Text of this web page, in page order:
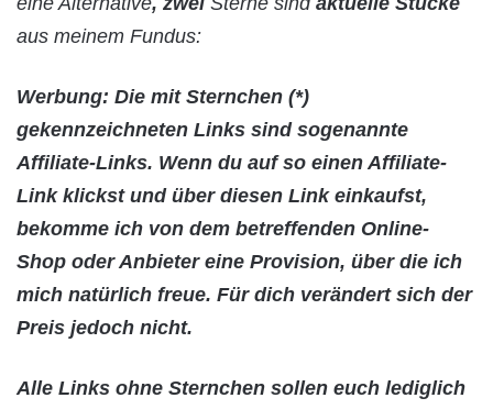
aus meinem Fundus:
Werbung: Die mit Sternchen (*)
gekennzeichneten Links sind sogenannte
Affiliate-Links. Wenn du auf so einen Affiliate-
Link klickst und über diesen Link einkaufst,
bekomme ich von dem betreffenden Online-
Shop oder Anbieter eine Provision, über die ich
mich natürlich freue. Für dich verändert sich der
Preis jedoch nicht.
Alle Links ohne Sternchen sollen euch lediglich